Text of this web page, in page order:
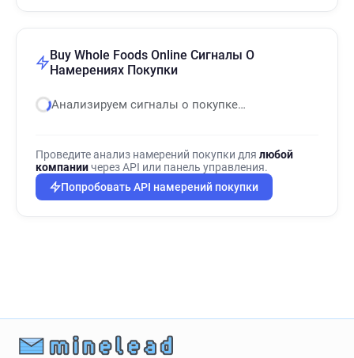
Buy Whole Foods Online Сигналы О
Намерениях Покупки
Анализируем сигналы о покупке…
Проведите анализ намерений покупки для любой
компаниичерез API или панель управления.
Попробовать API намерений покупки